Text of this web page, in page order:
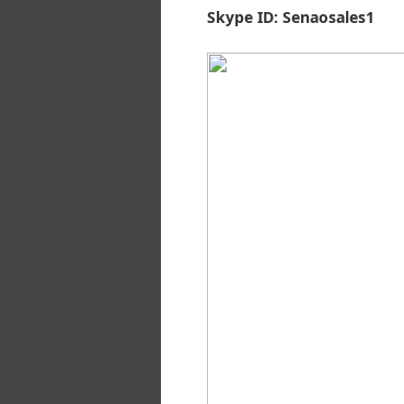
Skype ID: Senaosales1